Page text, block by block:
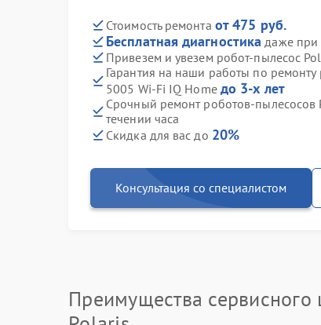
Стоимость ремонта от 475 руб.
Бесплатная диагностика даже при
Привезем и увезем робот-пылесос
Гарантия на наши работы по
5005 Wi-Fi IQ Home до 3-х лет
Срочный ремонт роботов-пылесосов
течении часа
Скидка для вас до 20%
Консультация со специалистом
Преимущества сервисного